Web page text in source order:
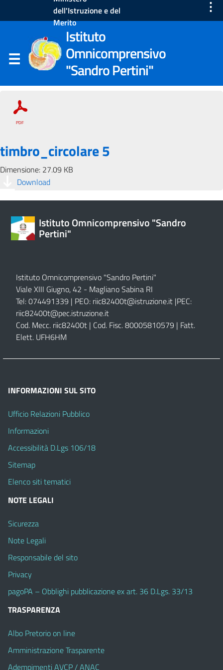
dell'Istruzione e del
Merito
⋮
Istituto
Omnicomprensivo
"Sandro Pertini"
timbro_circolare 5
Dimensione: 27.09 KB
Download
Istituto Omnicomprensivo "Sandro
Pertini"
Istituto Omnicomprensivo "Sandro Pertini"
Viale XIII Giugno, 42 - Magliano Sabina RI
Tel: 074491339 | PEO: riic82400t@istruzione.it |PEC:
riic82400t@pec.istruzione.it
Cod. Mecc. riic82400t | Cod. Fisc. 80005810579 | Fatt.
Elett. UFH6HM
INFORMAZIONI SUL SITO
Ufficio Relazioni Pubblico
Informazioni
Accessibilità D.Lgs 106/18
Sitemap
Elenco siti tematici
NOTE LEGALI
Sicurezza
Note Legali
Responsabile del sito
Privacy
pagoPA – Obblighi pubblicazione ex art. 36 D.Lgs. 33/13
TRASPARENZA
Albo Pretorio on line
Amministrazione Trasparente
Adempimenti AVCP / ANAC